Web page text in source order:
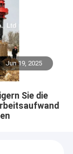
Jun 19, 2025
Sie die